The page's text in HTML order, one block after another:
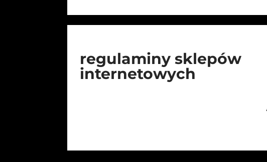
regulaminy sklepów
internetowych